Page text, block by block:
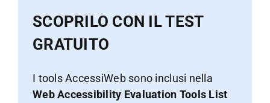
SCOPRILO CON IL TEST
GRATUITO
I tools AccessiWeb sono inclusi nella
Web Accessibility Evaluation Tools List